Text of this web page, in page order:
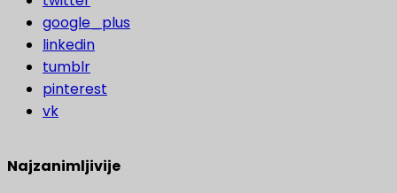
google_plus
linkedin
tumblr
pinterest
vk
Najzanimljivije